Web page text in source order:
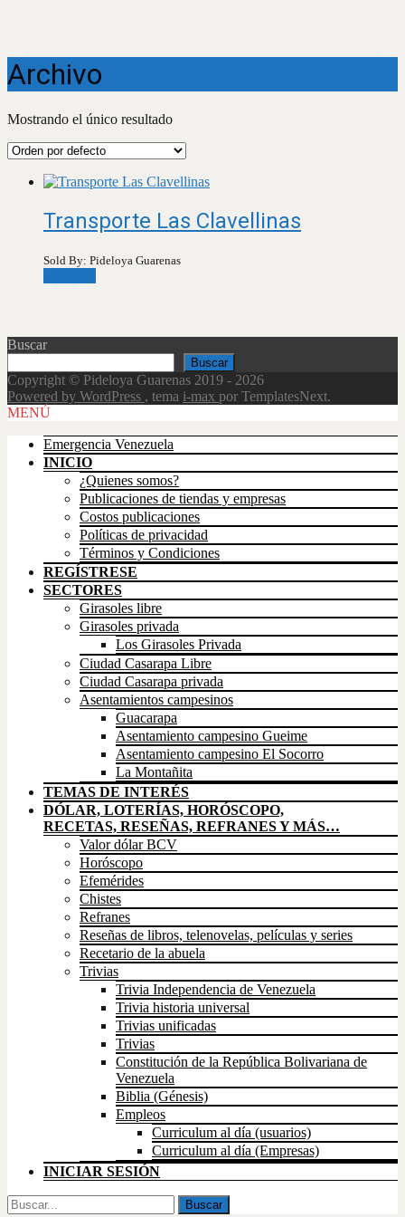
Archivo
Mostrando el único resultado
Transporte Las Clavellinas
Sold By: Pideloya Guarenas
Buscar
Buscar
Copyright © Pideloya Guarenas 2019 - 2026
Powered by WordPress , tema i-max por TemplatesNext.
Scroll
MENÚ
Emergencia Venezuela
INICIO
¿Quienes somos?
Publicaciones de tiendas y empresas
Costos publicaciones
Políticas de privacidad
Términos y Condiciones
REGÍSTRESE
SECTORES
Girasoles libre
Girasoles privada
Los Girasoles Privada
Ciudad Casarapa Libre
Ciudad Casarapa privada
Asentamientos campesinos
Guacarapa
Asentamiento campesino Gueime
Asentamiento campesino El Socorro
La Montañita
TEMAS DE INTERÉS
DÓLAR, LOTERÍAS, HORÓSCOPO,
RECETAS, RESEÑAS, REFRANES Y MÁS…
Valor dólar BCV
Horóscopo
Efemérides
Chistes
Refranes
Reseñas de libros, telenovelas, películas y series
Recetario de la abuela
Trivias
Trivia Independencia de Venezuela
Trivia historia universal
Trivias unificadas
Trivias
Constitución de la República Bolivariana de
Venezuela
Biblia (Génesis)
Empleos
Curriculum al día (usuarios)
Curriculum al día (Empresas)
INICIAR SESIÓN
Buscar